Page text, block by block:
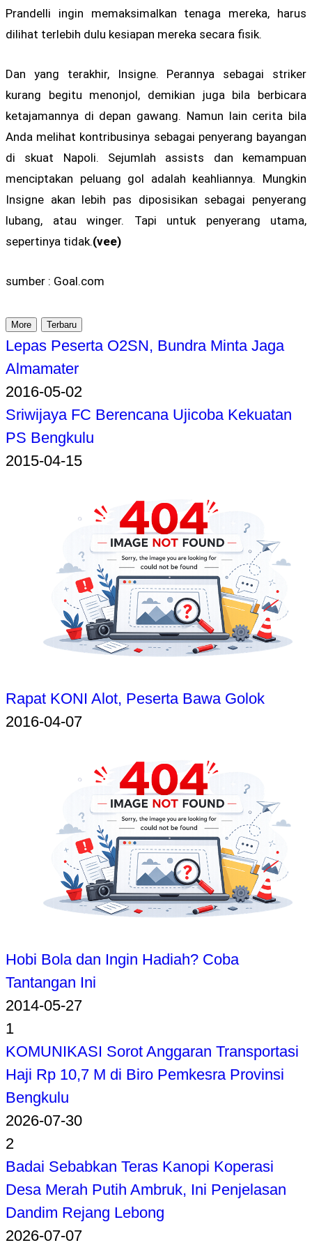
Prandelli ingin memaksimalkan tenaga mereka, harus
dilihat terlebih dulu kesiapan mereka secara fisik.
Dan yang terakhir, Insigne. Perannya sebagai striker
kurang begitu menonjol, demikian juga bila berbicara
ketajamannya di depan gawang. Namun lain cerita bila
Anda melihat kontribusinya sebagai penyerang bayangan
di skuat Napoli. Sejumlah assists dan kemampuan
menciptakan peluang gol adalah keahliannya. Mungkin
Insigne akan lebih pas diposisikan sebagai penyerang
lubang, atau winger. Tapi untuk penyerang utama,
sepertinya tidak.(vee)
sumber : Goal.com
More Terbaru
Lepas Peserta O2SN, Bundra Minta Jaga
Almamater
2016-05-02
Sriwijaya FC Berencana Ujicoba Kekuatan
PS Bengkulu
2015-04-15
Rapat KONI Alot, Peserta Bawa Golok
2016-04-07
Hobi Bola dan Ingin Hadiah? Coba
Tantangan Ini
2014-05-27
1
KOMUNIKASI Sorot Anggaran Transportasi
Haji Rp 10,7 M di Biro Pemkesra Provinsi
Bengkulu
2026-07-30
2
Badai Sebabkan Teras Kanopi Koperasi
Desa Merah Putih Ambruk, Ini Penjelasan
Dandim Rejang Lebong
2026-07-07